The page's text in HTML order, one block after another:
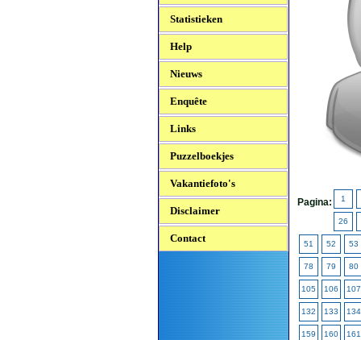
Statistieken
Help
Nieuws
Enquête
Links
Puzzelboekjes
Vakantiefoto's
Disclaimer
Contact
Pagina: 1
26
51 52 53
78 79 80
105 106 107
132 133 134
159 160 161